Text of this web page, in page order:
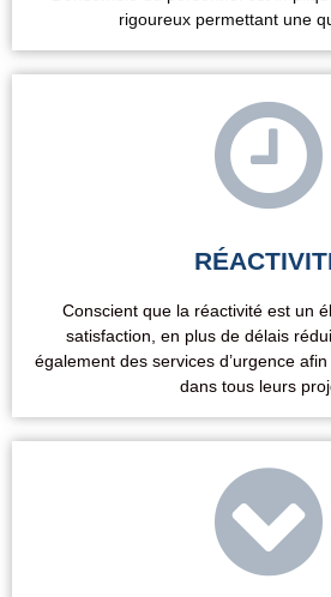
rigoureux permettant une
Conscient que la réactivité est un
satisfaction, en plus de délais
également des services d’urgence
dans tous leurs